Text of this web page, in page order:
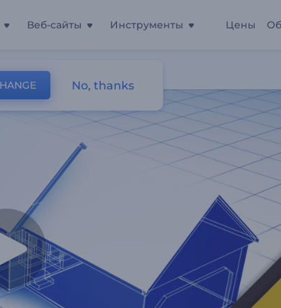
Веб-сайты Инструменты Цены
No, thanks